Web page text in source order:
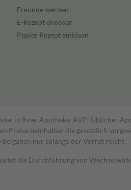
Freunde werben
E-Rezept einlösen
Papier Rezept einlösen
in Ihrer Apotheke. AVP: Üblicher
beinhalten die gesetzlich
nur solange der Vorrat reicht.
die Durchführung von